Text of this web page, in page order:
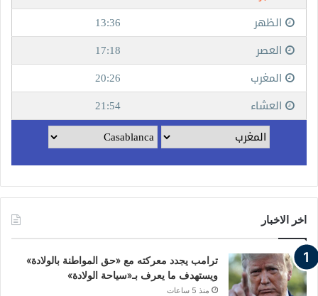
اخر الاخبار
ترامب يجدد معركته مع «حق المواطنة بالولادة»
ويستهدف ما يعرف بـ«سياحة الولادة»
منذ 5 ساعات